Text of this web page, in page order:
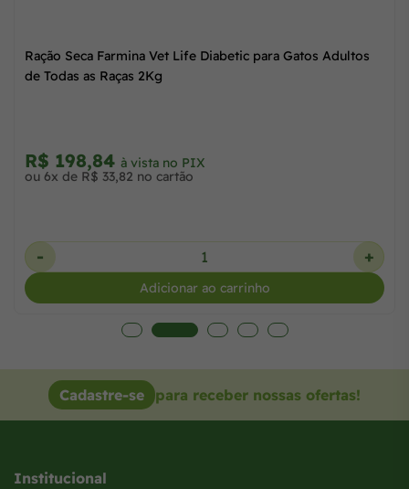
Ração Seca Farmina Vet Life Diabetic para Gatos Adultos
de Todas as Raças 2Kg
R$ 198,84 à vista no PIX
ou 6x de R$ 33,82 no cartão
- +
Adicionar ao carrinho
Cadastre-se para receber nossas ofertas!
Institucional